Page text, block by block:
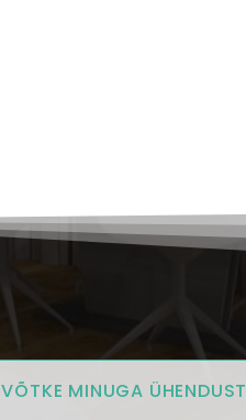
VÕTKE MINUGA ÜHENDUST